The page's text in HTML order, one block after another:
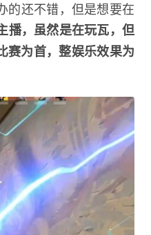
的还不错，但是想要在
播，虽然是在玩瓦，但
赛为首，整娱乐效果为